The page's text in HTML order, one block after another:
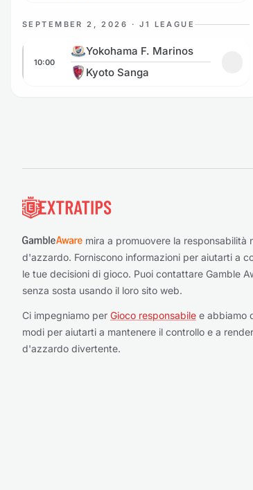
SEPTEMBER 2, 2026 · J1 LEAGUE
Yokohama F. Marinos vs Kyoto Sanga
10:00
Yokohama F. Marinos
Kyoto Sanga
mira a promuovere la responsabilità
d'azzardo. Forniscono informazioni per aiutarti a
le tue decisioni di gioco. Puoi contattare Gamble
senza sosta usando il loro sito web.
Ci impegniamo per Gioco responsabile e abbiamo
modi per aiutarti a mantenere il controllo e a
d'azzardo divertente.